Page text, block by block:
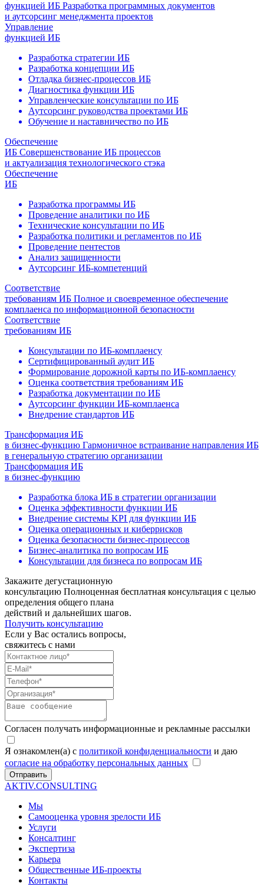
функцией ИБ Разработка программных документов
и аутсорсинг менеджмента проектов
Управление
функцией ИБ
Разработка стратегии ИБ
Разработка концепции ИБ
Отладка бизнес-процессов ИБ
Диагностика функции ИБ
Управленческие консультации по ИБ
Аутсорсинг руководства проектами ИБ
Обучение и наставничество по ИБ
Обеспечение
ИБ Совершенствование ИБ процессов
и актуализация технологического стэка
Обеспечение
ИБ
Разработка программы ИБ
Проведение аналитики по ИБ
Технические консультации по ИБ
Разработка политики и регламентов по ИБ
Проведение пентестов
Анализ защищенности
Аутсорсинг ИБ-компетенций
Соответствие
требованиям ИБ Полное и своевременное обеспечение
комплаенса по информационной безопасности
Соответствие
требованиям ИБ
Консультации по ИБ-комплаенсу
Сертифицированный аудит ИБ
Формирование дорожной карты по ИБ-комплаенсу
Оценка соответствия требованиям ИБ
Разработка документации по ИБ
Аутсорсинг функции ИБ-комплаенса
Внедрение стандартов ИБ
Трансформация ИБ
в бизнес-функцию Гармоничное встраивание направления ИБ
в генеральную стратегию организации
Трансформация ИБ
в бизнес-функцию
Разработка блока ИБ в стратегии организации
Оценка эффективности функции ИБ
Внедрение системы KPI для функции ИБ
Оценка операционных и киберрисков
Оценка безопасности бизнес-процессов
Бизнес-аналитика по вопросам ИБ
Консультации для бизнеса по вопросам ИБ
Закажите дегустационную
консультацию Полноценная бесплатная консультация с целью
определения общего плана
действий и дальнейших шагов.
Получить консультацию
Если у Вас остались вопросы,
свяжитесь с нами
Согласен получать информационные и рекламные рассылки
Я ознакомлен(а) с политикой конфиденциальности и даю
согласие на обработку персональных данных
Отправить
AKTIV.CONSULTING
Мы
Самооценка уровня зрелости ИБ
Услуги
Консалтинг
Экспертиза
Карьера
Общественные ИБ-проекты
Контакты